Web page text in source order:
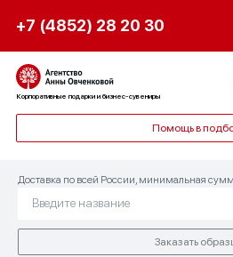
+7 (4852) 28 20 30
Корпоративные подарки и бизнес-сувениры
Помощь в
Доставка по всей России, минимальная
Заказать